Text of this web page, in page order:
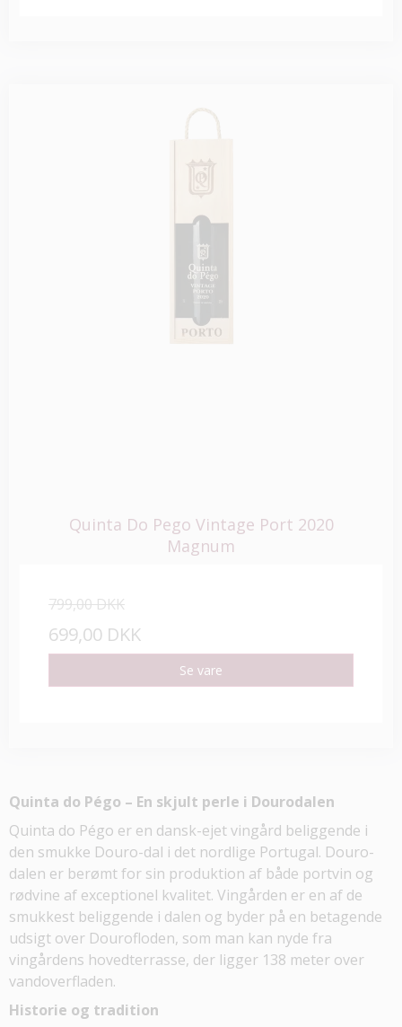
Quinta Do Pego Vintage Port 2020
Magnum
799,00 DKK
699,00 DKK
Se vare
Quinta do Pégo – En skjult perle i Dourodalen
Quinta do Pégo er en dansk-ejet vingård beliggende i
den smukke Douro-dal i det nordlige Portugal. Douro-
dalen er berømt for sin produktion af både portvin og
rødvine af exceptionel kvalitet. Vingården er en af de
smukkest beliggende i dalen og byder på en betagende
udsigt over Dourofloden, som man kan nyde fra
vingårdens hovedterrasse, der ligger 138 meter over
vandoverfladen.
Historie og tradition